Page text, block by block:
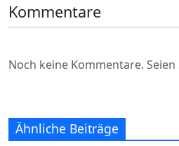
Kommentare
Noch keine Kommentare. Seien
Ähnliche Beiträge